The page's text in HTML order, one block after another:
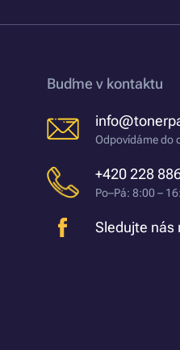
Buďme v kontaktu
Odpovídáme do
+420 228
Po–Pá: 8:00 –
Sledujte nás